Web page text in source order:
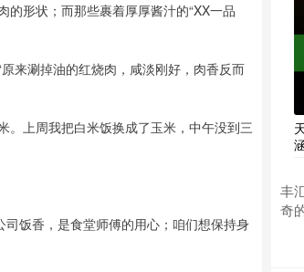
的形状；而那些裹着厚厚酱汁的“XX一品
来涮掉油的红烧肉，咸淡刚好，肉香反而
。上周我把白米饭换成了玉米，中午没到三
司饭香，是食堂师傅的用心；咱们想保持身
丰
奇